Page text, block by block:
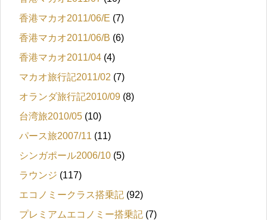
香港マカオ2011/06/E (7)
香港マカオ2011/06/B (6)
香港マカオ2011/04 (4)
マカオ旅行記2011/02 (7)
オランダ旅行記2010/09 (8)
台湾旅2010/05 (10)
パース旅2007/11 (11)
シンガポール2006/10 (5)
ラウンジ (117)
エコノミークラス搭乗記 (92)
プレミアムエコノミー搭乗記 (7)